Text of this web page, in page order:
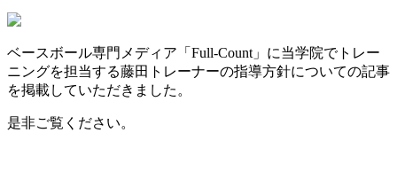
ベースボール専門メディア「Full-Count」に当学院でトレー
ニングを担当する藤田トレーナーの指導方針についての記事
を掲載していただきました。
是非ご覧ください。